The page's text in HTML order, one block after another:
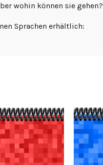
wohin können sie gehen?
Sprachen erhältlich: